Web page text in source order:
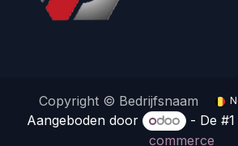
Copyright © Bedrijfsnaam
Aangeboden door - De
commerce